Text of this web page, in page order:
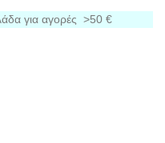
για αγορές >50 €